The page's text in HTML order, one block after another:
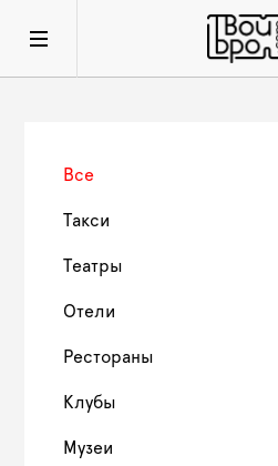
Все
Такси
Театры
Отели
Рестораны
Клубы
Музеи